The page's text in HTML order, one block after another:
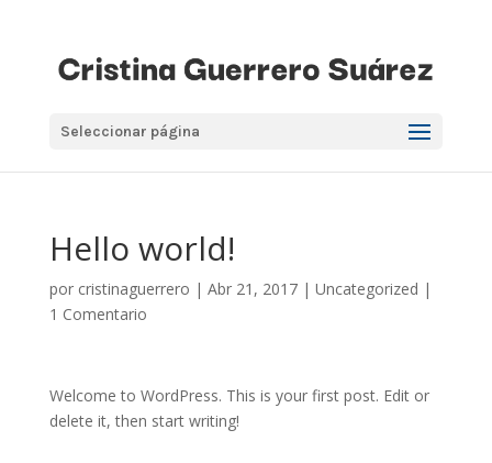
Seleccionar página
Hello world!
por cristinaguerrero | Abr 21, 2017| Uncategorized |
1 Comentario
Welcome to WordPress. This is your first post. Edit or
delete it, then start writing!